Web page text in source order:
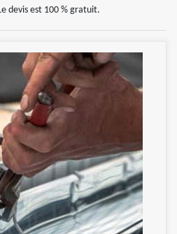
devis est 100 % gratuit.